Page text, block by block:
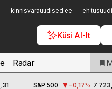
kinnisvarauudised.ee
Küsi AI-lt
Telli
Radar
S&P 500 −0,17% 7